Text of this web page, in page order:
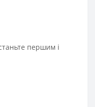
першим і